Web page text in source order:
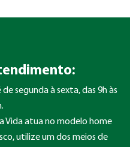
segunda à sexta, das 9h às
Vida atua no modelo home
utilize um dos meios de